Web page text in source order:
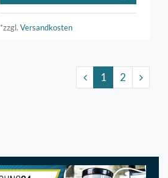
*zzgl.Versandkosten
1 2